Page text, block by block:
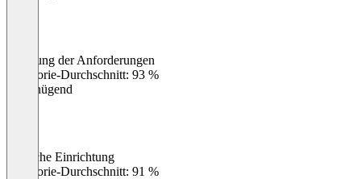
Erfüllung der Anforderungen
Kategorie-Durchschnitt: 93 %
Ungenügend
Einfache Einrichtung
Kategorie-Durchschnitt: 91 %